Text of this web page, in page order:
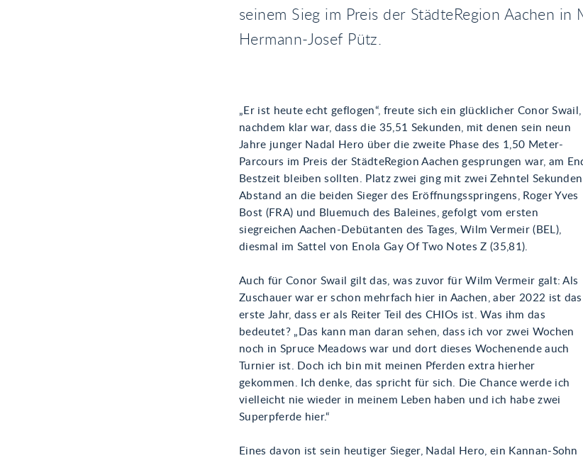
seinem Sieg im Preis der StädteRegion Aachen in
Hermann-Josef Pütz.
„Er ist heute echt geflogen“, freute sich ein glücklicher Conor Swail,
nachdem klar war, dass die 35,51 Sekunden, mit denen sein neun
Jahre junger Nadal Hero über die zweite Phase des 1,50 Meter-
Parcours im Preis der StädteRegion Aachen gesprungen war, am
Bestzeit bleiben sollten. Platz zwei ging mit zwei Zehntel Sekunden
Abstand an die beiden Sieger des Eröffnungsspringens, Roger Yves
Bost (FRA) und Bluemuch des Baleines, gefolgt vom ersten
siegreichen Aachen-Debütanten des Tages, Wilm Vermeir (BEL),
diesmal im Sattel von Enola Gay Of Two Notes Z (35,81).
Auch für Conor Swail gilt das, was zuvor für Wilm Vermeir galt: Als
Zuschauer war er schon mehrfach hier in Aachen, aber 2022 ist das
erste Jahr, dass er als Reiter Teil des CHIOs ist. Was ihm das
bedeutet? „Das kann man daran sehen, dass ich vor zwei Wochen
noch in Spruce Meadows war und dort dieses Wochenende auch
Turnier ist. Doch ich bin mit meinen Pferden extra hierher
gekommen. Ich denke, das spricht für sich. Die Chance werde ich
vielleicht nie wieder in meinem Leben haben und ich habe zwei
Superpferde hier.“
Eines davon ist sein heutiger Sieger, Nadal Hero, ein Kannan-Sohn